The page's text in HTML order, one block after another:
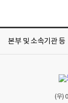
본부 및 소속기관 등
기
(우)